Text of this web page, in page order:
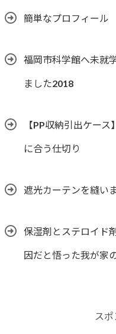
簡単なプロフィール
福岡市科学館へ未就
ました2018
【PP収納引出ケー
に合う仕切り
遮光カーテンを縫い
保湿剤とステロイド
因だと悟った我が家
ス